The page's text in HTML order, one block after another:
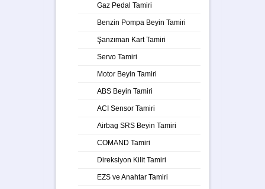
Gaz Pedal Tamiri
Benzin Pompa Beyin Tamiri
Şanzıman Kart Tamiri
Servo Tamiri
Motor Beyin Tamiri
ABS Beyin Tamiri
ACI Sensor Tamiri
Airbag SRS Beyin Tamiri
COMAND Tamiri
Direksiyon Kilit Tamiri
EZS ve Anahtar Tamiri